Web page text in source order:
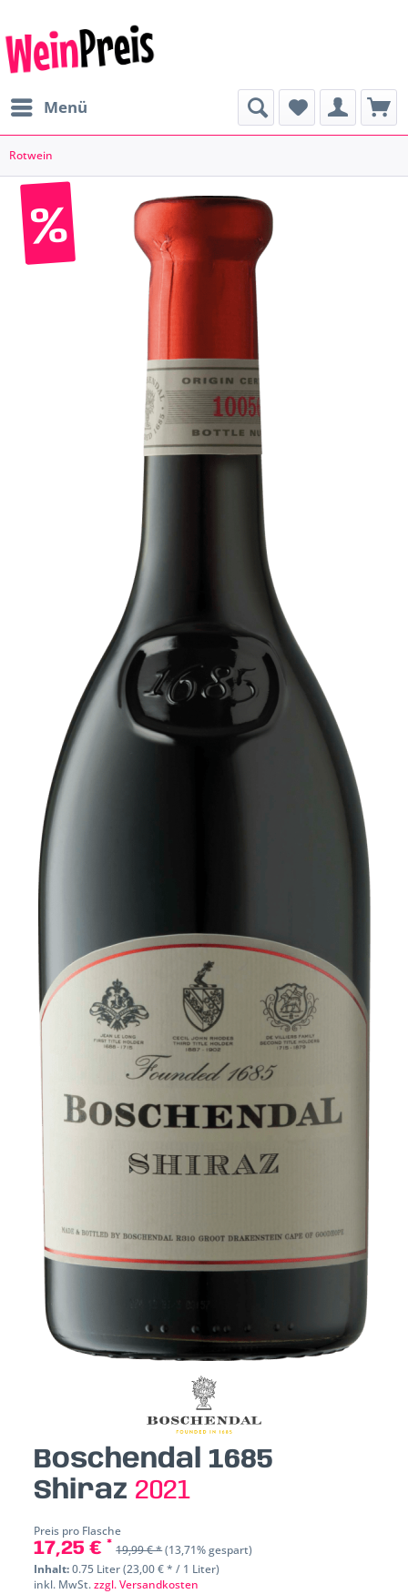
Menü
Rotwein
Boschendal 1685
Shiraz 2021
Preis pro Flasche
17,25 € * 19,99 € *(13,71% gespart)
Inhalt:0.75 Liter (23,00 € * / 1 Liter)
inkl. MwSt.zzgl. Versandkosten